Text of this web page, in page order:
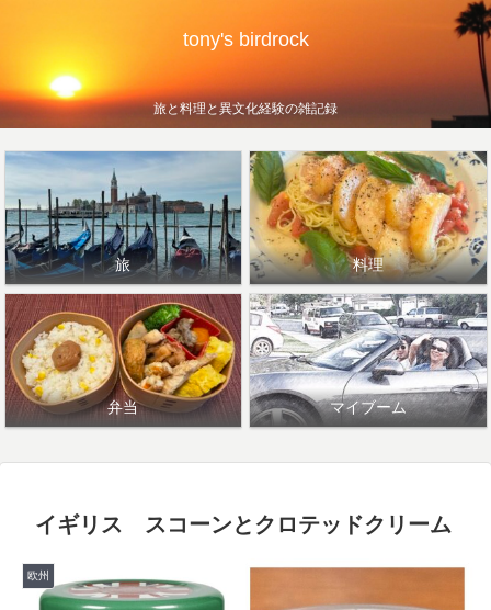
tony's birdrock
旅と料理と異文化経験の雑記録
旅 料理
弁当 マイブーム
イギリス スコーンとクロテッドクリーム
欧州